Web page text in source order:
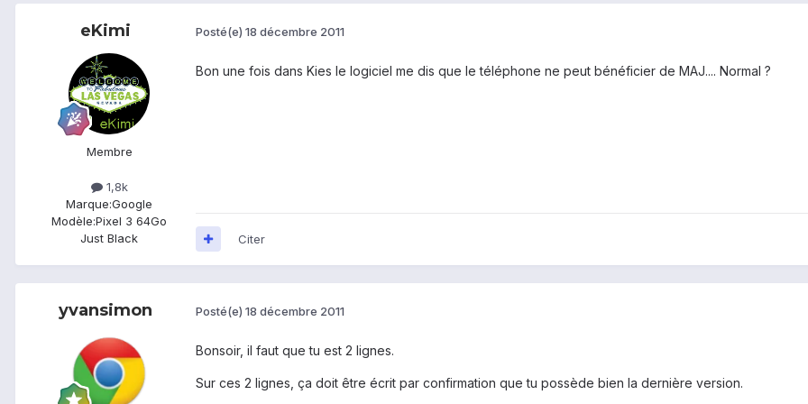
eKimi
Membre
1,8k
Marque:Google
Modèle:Pixel 3 64Go
Just Black
Posté(e) 18 décembre 2011
Bon une fois dans Kies le logiciel me dis que le téléphone ne peut bénéficier de MAJ.... Normal ?
Citer
yvansimon Posté(e) 18 décembre 2011
Bonsoir, il faut que tu est 2 lignes.
Sur ces 2 lignes, ça doit être écrit par confirmation que tu possède bien la dernière version.